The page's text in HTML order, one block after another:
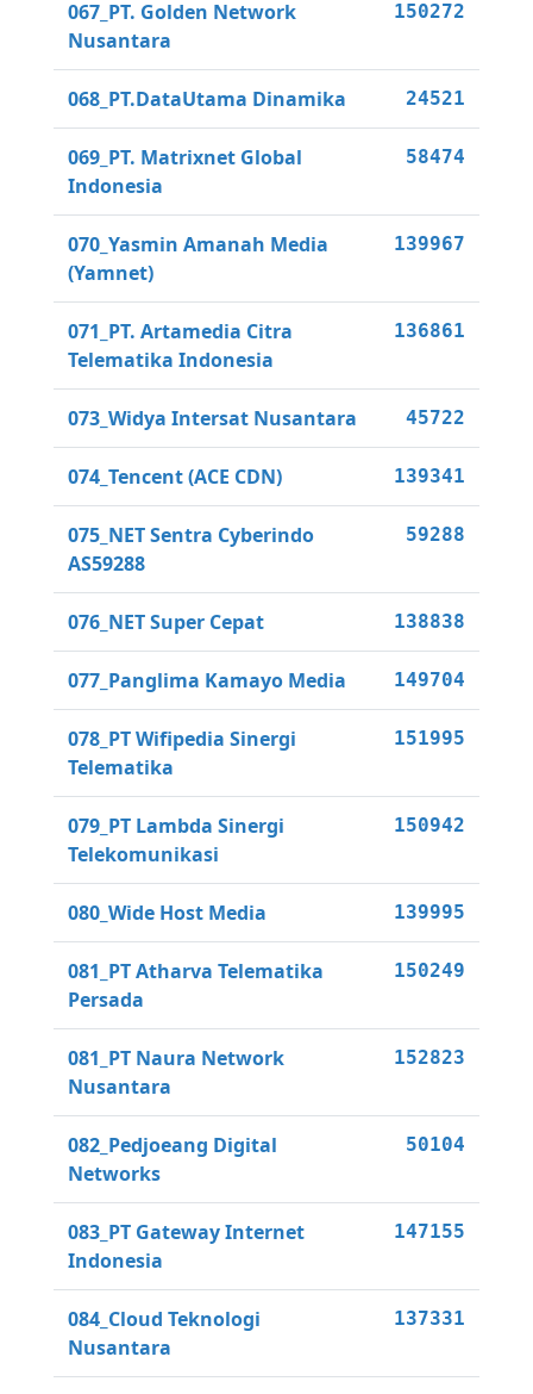
067_PT. Golden Network
Nusantara
150272
068_PT.DataUtama Dinamika 24521
069_PT. Matrixnet Global
Indonesia
58474
070_Yasmin Amanah Media
(Yamnet)
139967
071_PT. Artamedia Citra
Telematika Indonesia
136861
073_Widya Intersat Nusantara 45722
074_Tencent (ACE CDN) 139341
075_NET Sentra Cyberindo
AS59288
59288
076_NET Super Cepat 138838
077_Panglima Kamayo Media 149704
078_PT Wifipedia Sinergi
Telematika
151995
079_PT Lambda Sinergi
Telekomunikasi
150942
080_Wide Host Media 139995
081_PT Atharva Telematika
Persada
150249
081_PT Naura Network
Nusantara
152823
082_Pedjoeang Digital
Networks
50104
083_PT Gateway Internet
Indonesia
147155
084_Cloud Teknologi
Nusantara
137331